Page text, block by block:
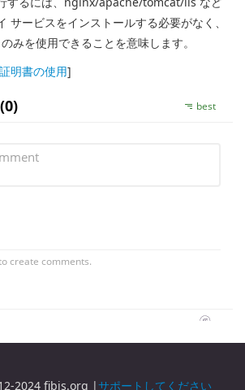
サービスをインストールする必要がなく、
を使用できることを意味します。
明書の使用]
2024 fibjs.org |サポートしてください